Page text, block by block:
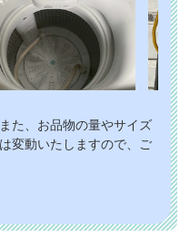
た、お品物の量やサイズ
変動いたしますので、ご